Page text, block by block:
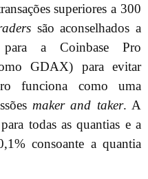
superiores a 300
são aconselhados a
a Coinbase Pro
GDAX) para evitar
funciona como uma
maker and taker. A
todas as quantias e a
consoante a quantia